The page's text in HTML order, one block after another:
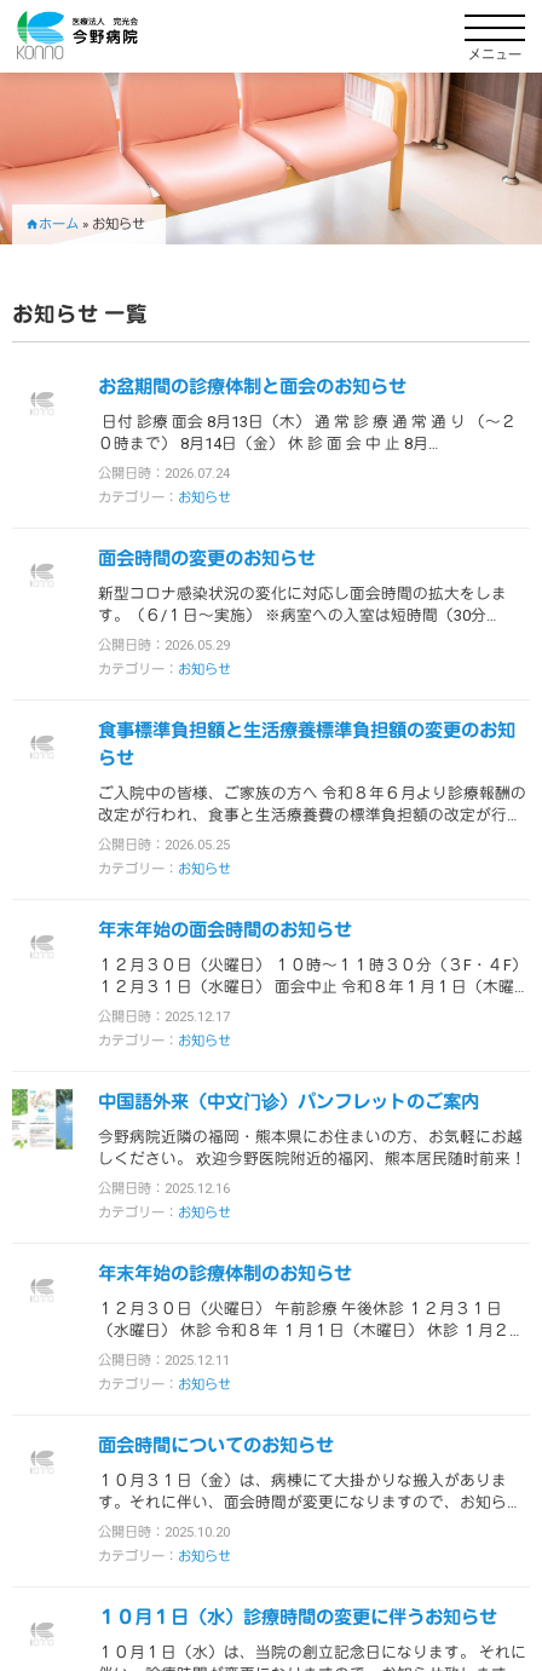
メニュー
ホーム » お知らせ
お知らせ 一覧
お盆期間の診療体制と面会のお知らせ
日付 診療 面会 8月13日（木） 通 常 診 療 通 常 通 り （～２
０時まで） 8月14日（金） 休 診 面 会 中 止 8月…
公開日時：2026.07.24
カテゴリー： お知らせ
面会時間の変更のお知らせ
新型コロナ感染状況の変化に対応し面会時間の拡大をしま
す。（６/１日～実施） ※病室への入室は短時間（30分
程）、2名迄でお願いします。※必ず…
公開日時：2026.05.29
カテゴリー： お知らせ
食事標準負担額と生活療養標準負担額の変更のお知
らせ
ご入院中の皆様、ご家族の方へ 令和８年６月より診療報酬の
改定が行われ、食事と生活療養費の標準負担額の改定が行わ
れました。 変更内容は下記の通…
公開日時：2026.05.25
カテゴリー： お知らせ
年末年始の面会時間のお知らせ
１２月３０日（火曜日） １０時～１１時３０分（３F・４F）
１２月３１日（水曜日） 面会中止 令和８年１月１日（木曜
日） 面会中止 １月２日…
公開日時：2025.12.17
カテゴリー： お知らせ
中国語外来（中文门诊）パンフレットのご案内
今野病院近隣の福岡・熊本県にお住まいの方、お気軽にお越
しください。 欢迎今野医院附近的福冈、熊本居民随时前来！
公開日時：2025.12.16
カテゴリー： お知らせ
年末年始の診療体制のお知らせ
１２月３０日（火曜日） 午前診療 午後休診 １２月３１日
（水曜日） 休診 令和８年 １月１日（木曜日） 休診 １月２日
（金曜日） 休診…
公開日時：2025.12.11
カテゴリー： お知らせ
面会時間についてのお知らせ
１０月３１日（金）は、病棟にて大掛かりな搬入がありま
す。それに伴い、面会時間が変更になりますので、お知らせ
致します。 面会時間：午後４時～午…
公開日時：2025.10.20
カテゴリー： お知らせ
１０月１日（水）診療時間の変更に伴うお知らせ
１０月１日（水）は、当院の創立記念日になります。 それに